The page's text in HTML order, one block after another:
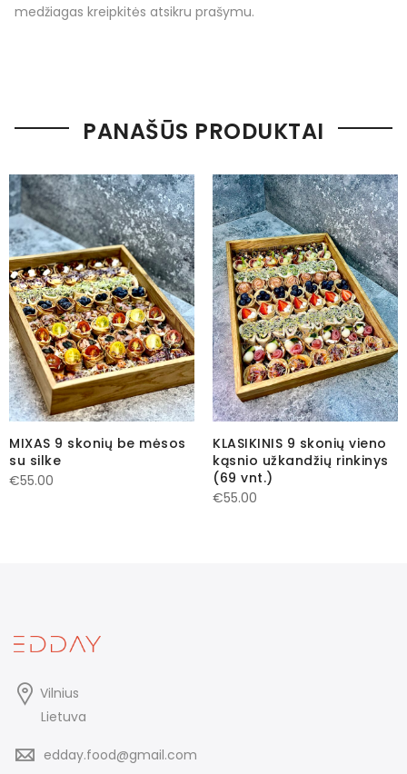
medžiagas kreipkitės atsikru prašymu.
PANAŠŪS PRODUKTAI
MIXAS 9 skonių be mėsos
su silke
€55.00
KLASIKINIS 9 skonių vieno
kąsnio užkandžių rinkinys
(69 vnt.)
€55.00
Vilnius
Lietuva
edday.food@gmail.com